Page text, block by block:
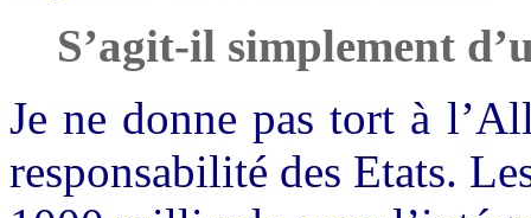
S’agit-il simplement
Je ne donne pas tort à
responsabilité des Etats.